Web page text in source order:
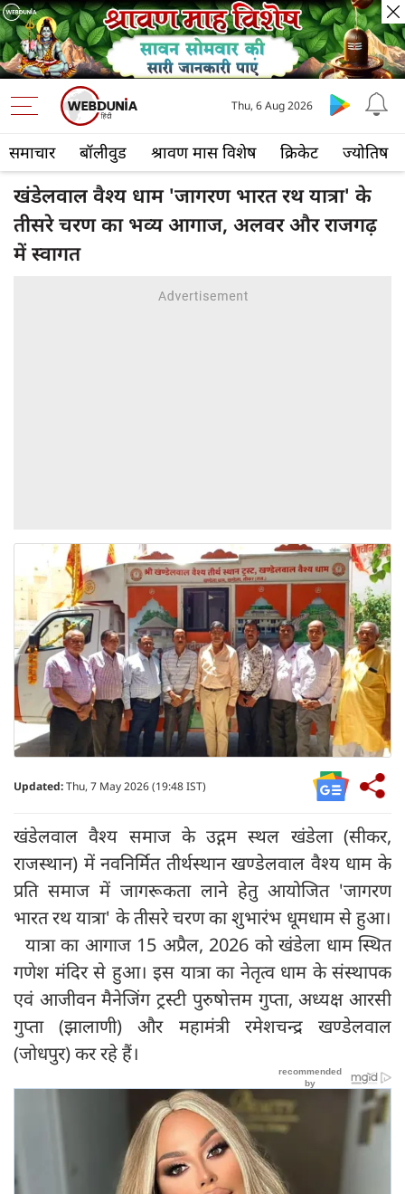
समाचार बॉलीवुड श्रावण मास विशेष क्रिकेट ज्योतिष
Thu, 6 Aug 2026
खंडेलवाल वैश्य धाम 'जागरण भारत रथ यात्रा' के
तीसरे चरण का भव्य आगाज, अलवर और राजगढ़
में स्वागत
Updated:Thu, 7 May 2026 (19:48 IST)
खंडेलवाल वैश्य समाज के उद्गम स्थल खंडेला (सीकर,
राजस्थान) में नवनिर्मित तीर्थस्थान खण्डेलवाल वैश्य धाम के
प्रति समाज में जागरूकता लाने हेतु आयोजित 'जागरण
भारत रथ यात्रा' के तीसरे चरण का शुभारंभ धूमधाम से हुआ।
यात्रा का आगाज 15 अप्रैल, 2026 को खंडेला धाम स्थित
गणेश मंदिर से हुआ। इस यात्रा का नेतृत्व धाम के संस्थापक
एवं आजीवन मैनेजिंग ट्रस्टी पुरुषोत्तम गुप्ता, अध्यक्ष आरसी
गुप्ता (झालाणी) और महामंत्री रमेशचन्द्र खण्डेलवाल
(जोधपुर) कर रहे हैं।